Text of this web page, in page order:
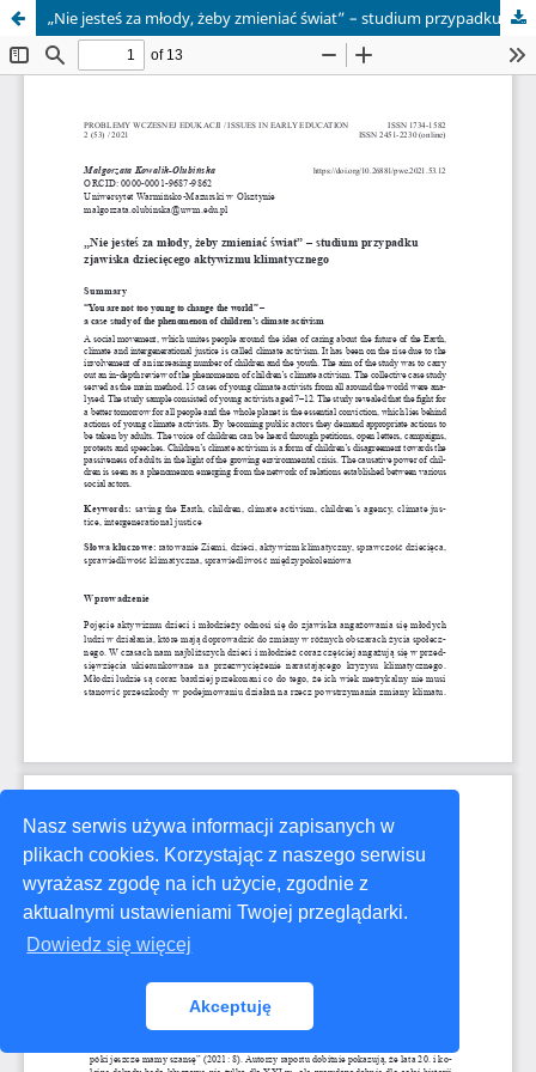
Nasz serwis używa informacji zapisanych w
plikach cookies. Korzystając z naszego serwisu
wyrażasz zgodę na ich użycie, zgodnie z
aktualnymi ustawieniami Twojej przeglądarki.
Dowiedz się więcej
Akceptuję
„Nie jesteś za młody, żeby zmieniać świat” – studium przypadku zjawiska dziecięcego aktywizmu klimatycznego